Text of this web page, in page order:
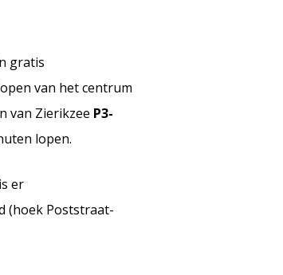
gratis
van het centrum
van Zierikzee P3-
lopen.
er
(hoek Poststraat-